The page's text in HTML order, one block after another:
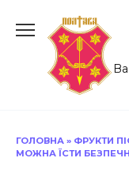
до
ГОЛОВНА » ФРУКТИ
МОЖНА ЇСТИ